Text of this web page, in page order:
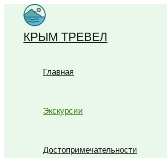
Перейти
содержимому
КРЫМ ТРЕВЕЛ
Главная
Экскурсии
Достопримечательности